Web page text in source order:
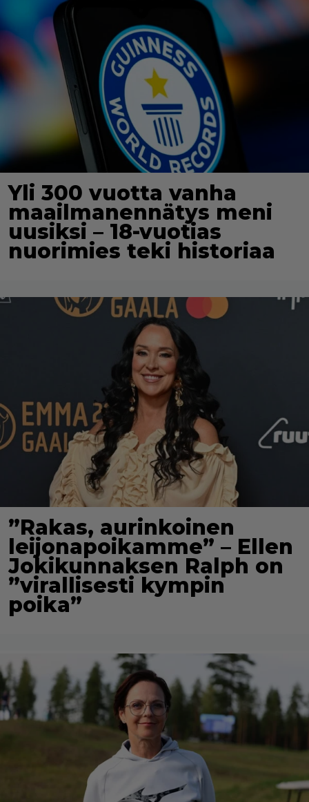
Yli 300 vuotta vanha
maailmanennätys meni
uusiksi – 18-vuotias
nuorimies teki historiaa
”Rakas, aurinkoinen
leijonapoikamme” – Ellen
Jokikunnaksen Ralph on
”virallisesti kympin
poika”